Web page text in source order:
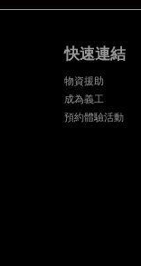
快速連結
物資援助
成為義工
預約體驗活動